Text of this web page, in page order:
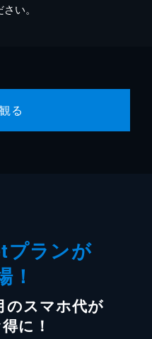
い。
る
プランが
！
のスマホ代が
に！